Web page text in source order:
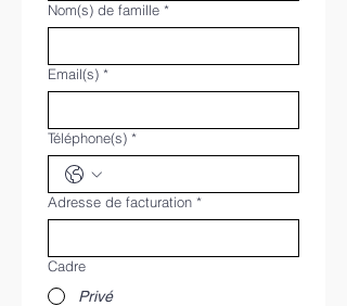
Nom(s) de famille *
Email(s) *
Téléphone(s) *
Adresse de facturation *
Cadre
Privé